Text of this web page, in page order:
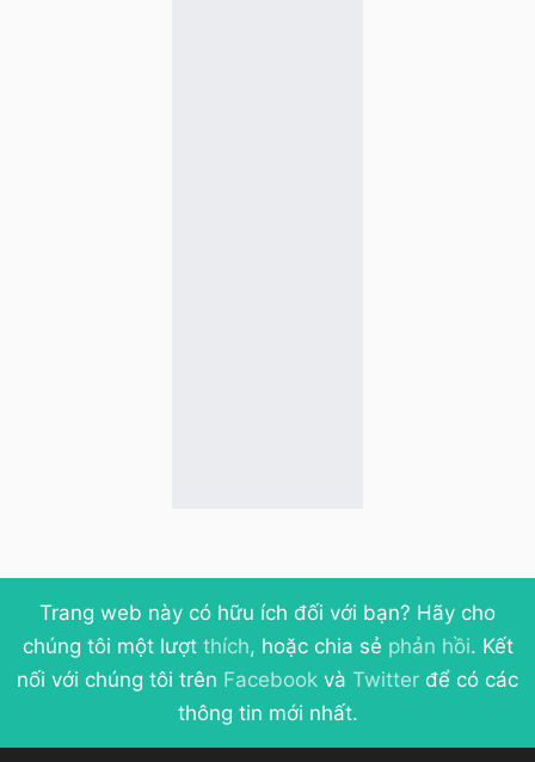
Trang web này có hữu ích đối với bạn? Hãy cho
chúng tôi một lượt thích, hoặc chia sẻ phản hồi. Kết
nối với chúng tôi trên Facebook và Twitter để có các
thông tin mới nhất.